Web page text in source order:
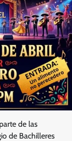
de las
de Bachilleres